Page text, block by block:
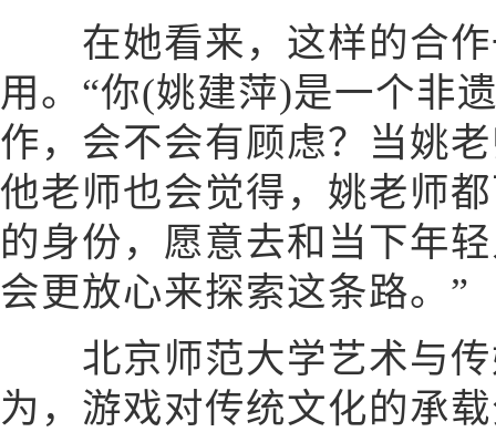
在她看来，这样的合作
用。“你(姚建萍)是一个非
作，会不会有顾虑？当姚
他老师也会觉得，姚老师
的身份，愿意去和当下年
会更放心来探索这条路。”
北京师范大学艺术与传
为，游戏对传统文化的承